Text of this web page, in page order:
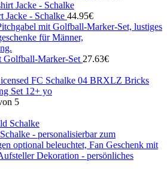
Jacke - Schalke 44.95€
Golfball-Marker-Set 27.63€
FC Schalke 04 BRXLZ Bricks
Set 12+ yo
5
- personalisierbar zum
optional beleuchtet, Fan Geschenk mit
Dekoration - persönliches